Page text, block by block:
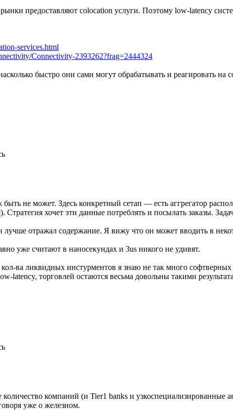
предоставляют colocation услуги. Поэтому low-latency
services.html
Connectivity-2393262?frag=2444324
быстро они сами могут обрабатывать и реагировать на
не может. Здесь конкретный сетап — есть аггрегатор
Стратегия хочет эти данные потреблять и посылать заказы.
отражал содержание. Я вижу что он может вводить в
уже считают в наносекундах и 3us никого не удивят.
ва ликвидных инстурментов я знаю не так много
latency, торговлей остаются весьма довольны такими
компаний (и Tier1 banks и узкоспециализированные
уже о железном.